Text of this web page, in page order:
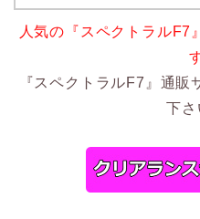
人気の『スペクトラルF7
『スペクトラルF7』通販
下さ